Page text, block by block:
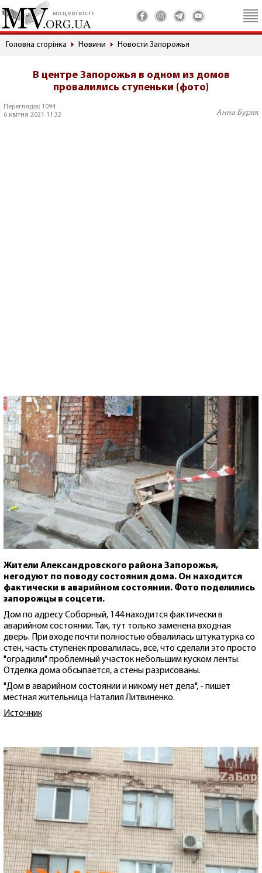
місцеві вісті
Головна сторінка Новини Новости Запорожья
В центре Запорожья в одном из домов
провалились ступеньки (фото)
Переглядів: 1094
6 квітня 2021 11:32
Анна Буряк
Жители Александровского района Запорожья,
негодуют по поводу состояния дома. Он находится
фактически в аварийном состоянии. Фото поделились
запорожцы в соцсети.
Дом по адресу Соборный, 144 находится фактически в
аварийном состоянии. Так, тут только заменена входная
дверь. При входе почти полностью обвалилась штукатурка со
стен, часть ступенек провалилась, все, что сделали это просто
"оградили" проблемный участок небольшим куском ленты.
Отделка дома обсыпается, а стены разрисованы.
"Дом в аварийном состоянии и никому нет дела", - пишет
местная жительница Наталия Литвиненко.
Источник